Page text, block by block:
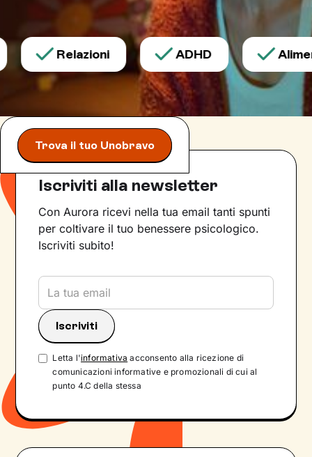
Relazioni ADHD
Trova il tuo Unobravo
Iscriviti alla newsletter
Con Aurora ricevi nella tua email tanti spunti
per coltivare il tuo benessere psicologico.
Iscriviti subito!
Letta l'informativa acconsento alla ricezione di
comunicazioni informative e promozionali di cui al
punto 4.C della stessa